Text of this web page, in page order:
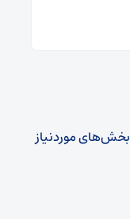
بخش‌های موردنیاز